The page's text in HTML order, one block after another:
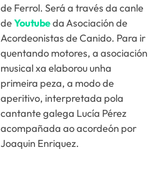
de Ferrol. Será a través da canle
deYoutubeda Asociación de
Acordeonistas de Canido. Para ir
quentando motores, a asociación
musical xa elaborou unha
primeira peza, a modo de
aperitivo, interpretada pola
cantante galega Lucía Pérez
acompañada ao acordeón por
Joaquin Enriquez.